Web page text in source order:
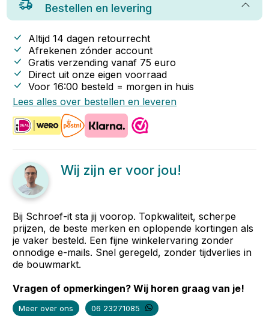
Bestellen en levering
Altijd 14 dagen retourrecht
Afrekenen zónder account
Gratis verzending vanaf 75 euro
Direct uit onze eigen voorraad
Voor 16:00 besteld = morgen in huis
Lees alles over bestellen en leveren
Wij zijn er voor jou!
Bij Schroef-it sta jij voorop. Topkwaliteit, scherpe
prijzen, de beste merken en oplopende kortingen als
je vaker besteld. Een fijne winkelervaring zonder
onnodige e-mails. Snel geregeld, zonder tijdverlies in
de bouwmarkt.
Vragen of opmerkingen? Wij horen graag van je!
Meer over ons 06 23271085